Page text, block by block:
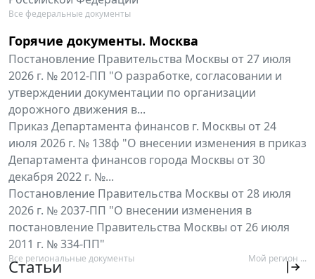
Все федеральные документы
Горячие документы. Москва
Постановление Правительства Москвы от 27 июля
2026 г. № 2012-ПП "О разработке, согласовании и
утверждении документации по организации
дорожного движения в...
Приказ Департамента финансов г. Москвы от 24
июля 2026 г. № 138ф "О внесении изменения в приказ
Департамента финансов города Москвы от 30
декабря 2022 г. №...
Постановление Правительства Москвы от 28 июля
2026 г. № 2037-ПП "О внесении изменения в
постановление Правительства Москвы от 26 июля
2011 г. № 334-ПП"
Все региональные документы Мой регион ...
Статьи